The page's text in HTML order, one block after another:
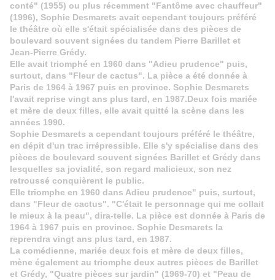
conté" (1955) ou plus récemment "Fantôme avec chauffeur"
(1996), Sophie Desmarets avait cependant toujours préféré
le théâtre où elle s'était spécialisée dans des pièces de
boulevard souvent signées du tandem Pierre Barillet et
Jean-Pierre Grédy.
Elle avait triomphé en 1960 dans "Adieu prudence" puis,
surtout, dans "Fleur de cactus". La pièce a été donnée à
Paris de 1964 à 1967 puis en province. Sophie Desmarets
l'avait reprise vingt ans plus tard, en 1987.Deux fois mariée
et mère de deux filles, elle avait quitté la scène dans les
années 1990.
Sophie Desmarets a cependant toujours préféré le théâtre,
en dépit d'un trac irrépressible. Elle s'y spécialise dans des
pièces de boulevard souvent signées Barillet et Grédy dans
lesquelles sa jovialité, son regard malicieux, son nez
retroussé conquièrent le public.
Elle triomphe en 1960 dans Adieu prudence" puis, surtout,
dans "Fleur de cactus". "C'était le personnage qui me collait
le mieux à la peau", dira-telle. La pièce est donnée à Paris de
1964 à 1967 puis en province. Sophie Desmarets la
reprendra vingt ans plus tard, en 1987.
La comédienne, mariée deux fois et mère de deux filles,
mène également au triomphe deux autres pièces de Barillet
et Grédy, "Quatre pièces sur jardin" (1969-70) et "Peau de